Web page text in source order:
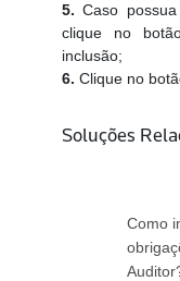
5. Caso
clique no
inclusão;
6. Clique no
Soluções
Como